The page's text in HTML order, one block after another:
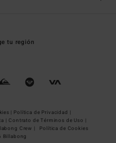
tu región
| Política de Privacidad |
| Contrato de Términos de Uso |
Crew |
Política de Cookies
Billabong